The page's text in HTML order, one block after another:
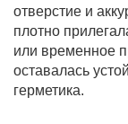
отверстие и
плотно
или временное
оставалась
герметика.